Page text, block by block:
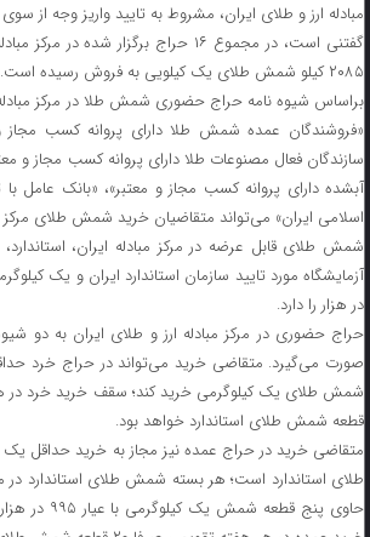
مبادله ارز و طلای ایران، مشروط به تایید واریز وجه از
گفتنی است، در مجموع ۱۶ حراج برگزار شده در
۲۰۸۵ کیلو شمش طلای یک کیلویی به فروش رسیده است.
براساس شیوه نامه حراج حضوری شمش طلا در مرکز مبادله
«فروشندگان عمده شمش طلا دارای پروانه کسب مجاز و
سازندگان فعال مصنوعات طلا دارای پروانه کسب مجاز و
آبشده دارای پروانه کسب مجاز و معتبر»، «بانک عامل با
اسلامی ایران» می‌تواند متقاضیان خرید شمش طلای مرکز
شمش طلای قابل عرضه در مرکز مبادله ایران،
در هزار را دارد.
حراج حضوری در مرکز مبادله ارز و طلای ایران به دو
صورت می‌گیرد. متقاضی خرید می‌تواند در حراج خرد
شمش طلای یک کیلوگرمی خرید کند؛ سقف خرید خرد در
قطعه شمش طلای استاندارد خواهد بود.
متقاضی خرید در حراج عمده نیز مجاز به خرید حداقل
طلای استاندارد است؛ هر بسته شمش طلای استاندارد در
حاوی پنج قطعه